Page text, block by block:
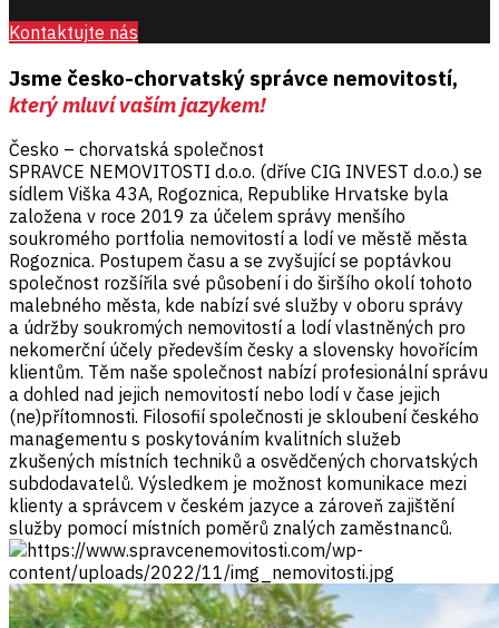
Kontaktujte nás
Jsme česko-chorvatský správce nemovitostí,
který mluví vaším jazykem!
Česko – chorvatská společnost
SPRAVCE NEMOVITOSTI d.o.o. (dříve CIG INVEST d.o.o.) se
sídlem Viška 43A, Rogoznica, Republike Hrvatske byla
založena v roce 2019 za účelem správy menšího
soukromého portfolia nemovitostí a lodí ve městě města
Rogoznica. Postupem času a se zvyšující se poptávkou
společnost rozšířila své působení i do širšího okolí tohoto
malebného města, kde nabízí své služby v oboru správy
a údržby soukromých nemovitostí a lodí vlastněných pro
nekomerční účely především česky a slovensky hovořícím
klientům. Těm naše společnost nabízí profesionální správu
a dohled nad jejich nemovitostí nebo lodí v čase jejich
(ne)přítomnosti. Filosofií společnosti je skloubení českého
managementu s poskytováním kvalitních služeb
zkušených místních techniků a osvědčených chorvatských
subdodavatelů. Výsledkem je možnost komunikace mezi
klienty a správcem v českém jazyce a zároveň zajištění
služby pomocí místních poměrů znalých zaměstnanců.